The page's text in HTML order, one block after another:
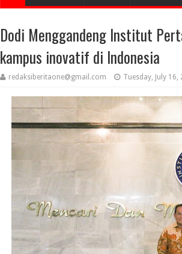
Dodi Menggandeng Institut
kampus inovatif di Indonesia
redaksiberitaone@gmail.com Tuesday, July 16,